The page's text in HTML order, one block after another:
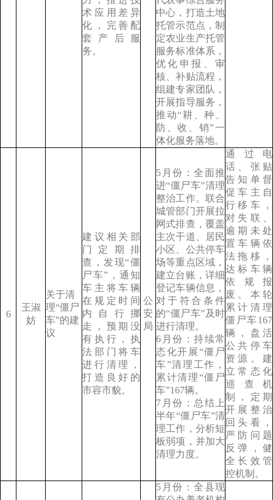
术应用差异
化，完善配
套产后服
务。
中心，打造土地
托管示范点，制
定农业生产托管
服务标准体系，
优化申报、审
核、补贴流程，
组建专家团队，
开展指导服务，
推动“耕、种、
防、收、销”一
体化服务落地。
6
王淑
妨
关于清
理“僵尸
车”的建
议
建议相关部
门定期排
查，发现“僵
尸车”，通知
车主将车辆
在规定时间
内自行挪
走，预期没
有执行，执
法部门将车
进行清理，
打造良好的
市容市貌。
公
安
局
5月份：全面推
进“僵尸车”清理
整治工作。联合
城管部门开展拉
网式排查，覆盖
主次干道、居民
小区、公共停车
场等重点区域，
建立台账，详细
登记车辆信息，
对于符合条件
的“僵尸车”及时
进行清理。
6月份：持续常
态化开展“僵尸
车”清理工作，
累计清理“僵尸
车”167辆。
7月份：总结上
半年“僵尸车”清
理工作，分析短
板弱项，并加大
清理力度。
通过电
话、张贴
告知单督
促车主自
行移车，
对失联、
逾期未处
置车辆依
法拖移，
达标车辆
依规报
废。本轮
累计清理
僵尸车167
辆，盘活
公共停车
资源。建
立常态化
巡查机
制，定期
开展整治
回头看，
严防问题
反弹，健
全长效管
控机制。
5月份：全县现